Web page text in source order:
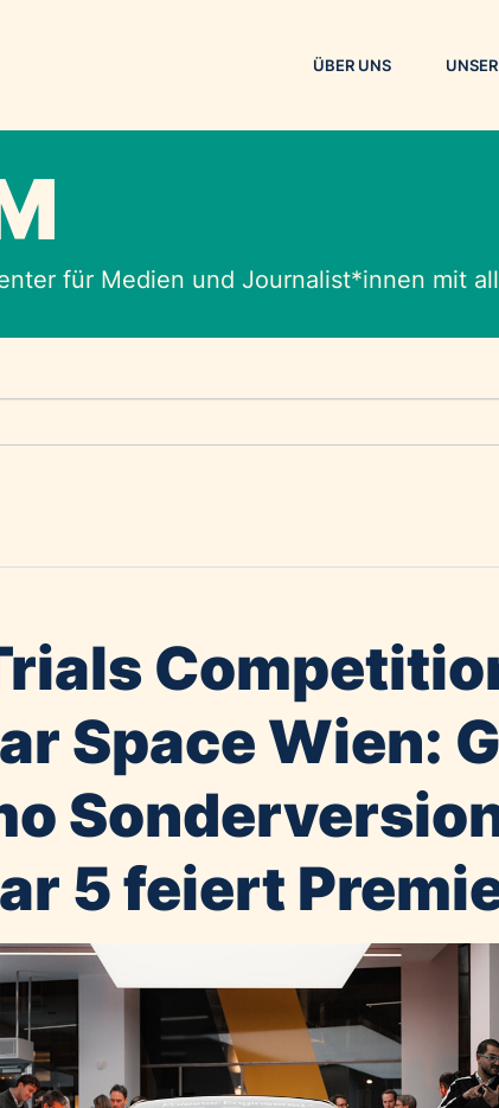
ÜBER UNS
für Medien und Journalist*innen mit
Space Wien:
5 feiert